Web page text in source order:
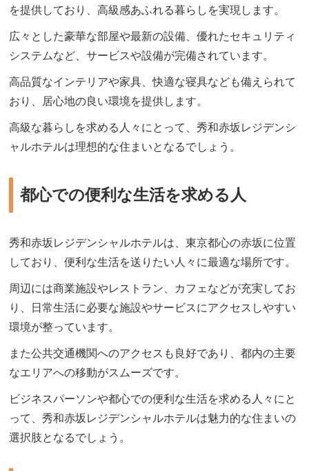
を提供しており、高級感あふれる暮らしを実現します。
広々とした豪華な部屋や最新の設備、優れたセキュリティ
システムなど、サービスや設備が完備されています。
高品質なインテリアや家具、快適な寝具なども備えられて
おり、居心地の良い環境を提供します。
高級な暮らしを求める人々にとって、秀和赤坂レジデンシ
ャルホテルは理想的な住まいとなるでしょう。
都心での便利な生活を求める人
秀和赤坂レジデンシャルホテルは、東京都心の赤坂に位置
しており、便利な生活を送りたい人々に最適な場所です。
周辺には商業施設やレストラン、カフェなどが充実してお
り、日常生活に必要な施設やサービスにアクセスしやすい
環境が整っています。
また公共交通機関へのアクセスも良好であり、都内の主要
なエリアへの移動がスムーズです。
ビジネスパーソンや都心での便利な生活を求める人々にと
って、秀和赤坂レジデンシャルホテルは魅力的な住まいの
選択肢となるでしょう。